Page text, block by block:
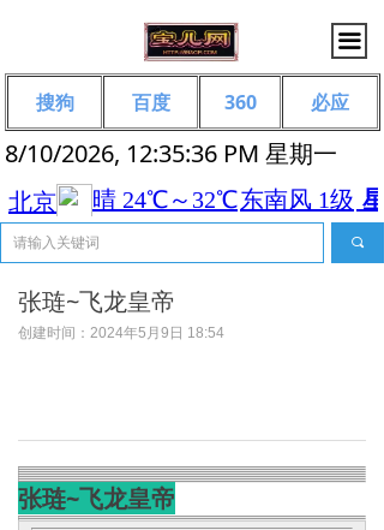
끀
8/10/2026, 12:35:36 PM 星期一
끠
搜狗 百度 360 必应
张琏~飞龙皇帝
创建时间： 2024年5月9日 18:54
张琏~飞龙皇帝